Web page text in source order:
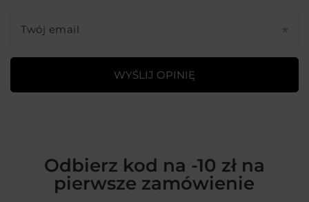
Twój email
WYŚLIJ OPINIĘ
Odbierz kod na -10 zł na
pierwsze zamówienie